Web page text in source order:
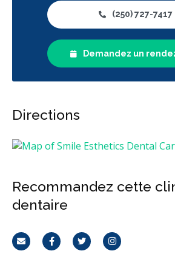
(250) 727-7417
Demandez un
Directions
Recommandez cette
dentaire
CourrielFacebookTwitterInstagram